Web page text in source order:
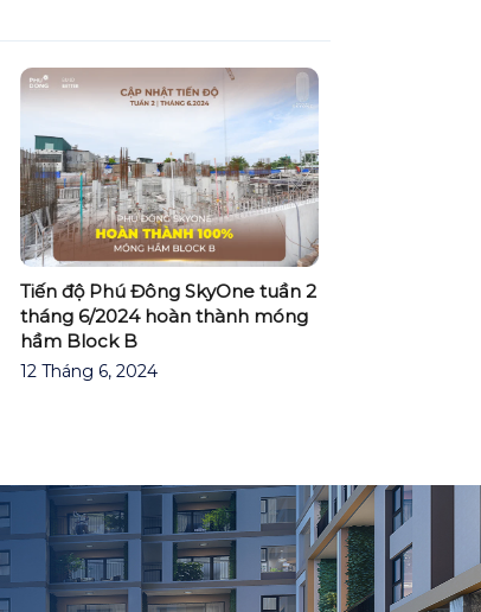
Tiến độ Phú Đông SkyOne tuần 2
tháng 6/2024 hoàn thành móng
hầm Block B
12 Tháng 6, 2024